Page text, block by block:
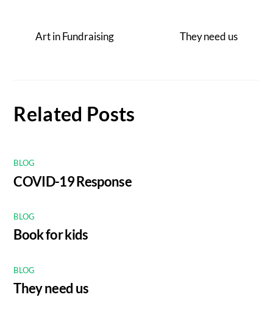
Art in Fundraising They need us
Related Posts
BLOG
COVID-19 Response
BLOG
Book for kids
BLOG
They need us